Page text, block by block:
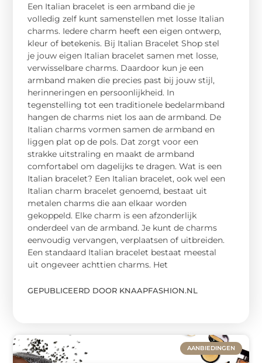
Een Italian bracelet is een armband die je
volledig zelf kunt samenstellen met losse Italian
charms. Iedere charm heeft een eigen ontwerp,
kleur of betekenis. Bij Italian Bracelet Shop stel
je jouw eigen Italian bracelet samen met losse,
verwisselbare charms. Daardoor kun je een
armband maken die precies past bij jouw stijl,
herinneringen en persoonlijkheid. In
tegenstelling tot een traditionele bedelarmband
hangen de charms niet los aan de armband. De
Italian charms vormen samen de armband en
liggen plat op de pols. Dat zorgt voor een
strakke uitstraling en maakt de armband
comfortabel om dagelijks te dragen. Wat is een
Italian bracelet? Een Italian bracelet, ook wel een
Italian charm bracelet genoemd, bestaat uit
metalen charms die aan elkaar worden
gekoppeld. Elke charm is een afzonderlijk
onderdeel van de armband. Je kunt de charms
eenvoudig vervangen, verplaatsen of uitbreiden.
Een standaard Italian bracelet bestaat meestal
uit ongeveer achttien charms. Het
GEPUBLICEERD DOOR KNAAPFASHION.NL
AANBIEDINGEN